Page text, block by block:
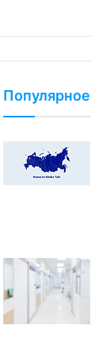
Популярное